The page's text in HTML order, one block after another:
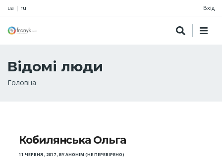
ua | ru Вхід
Відомі люди
Рядок
Головна
Кобилянська Ольга
11 ЧЕРВНЯ , 2017,BYАНОНІМ (НЕ ПЕРЕВІРЕНО)